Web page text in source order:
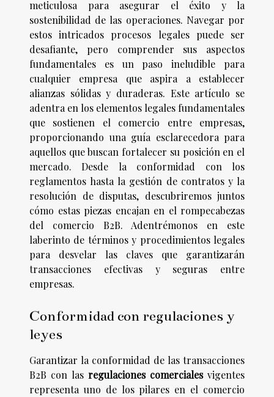
meticulosa para asegurar el éxito y la
sostenibilidad de las operaciones. Navegar por
estos intricados procesos legales puede ser
desafiante, pero comprender sus aspectos
fundamentales es un paso ineludible para
cualquier empresa que aspira a establecer
alianzas sólidas y duraderas. Este artículo se
adentra en los elementos legales fundamentales
que sostienen el comercio entre empresas,
proporcionando una guía esclarecedora para
aquellos que buscan fortalecer su posición en el
mercado. Desde la conformidad con los
reglamentos hasta la gestión de contratos y la
resolución de disputas, descubriremos juntos
cómo estas piezas encajan en el rompecabezas
del comercio B2B. Adentrémonos en este
laberinto de términos y procedimientos legales
para desvelar las claves que garantizarán
transacciones efectivas y seguras entre
empresas.
Conformidad con regulaciones y
leyes
Garantizar la conformidad de las transacciones
B2B con las regulaciones comercialesvigentes
representa uno de los pilares en el comercio